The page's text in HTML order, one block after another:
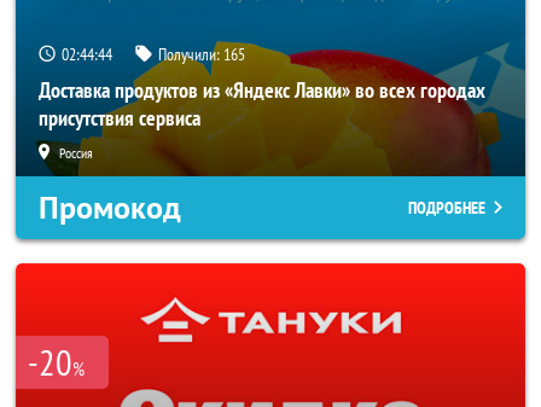
02:44:44 Получили: 165
Доставка продуктов из «Яндекс Лавки» во всех городах
присутствия сервиса
Россия
Промокод ПОДРОБНЕЕ
-20%